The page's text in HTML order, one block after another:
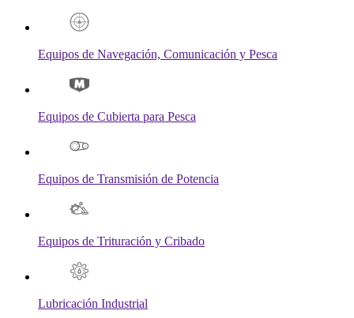
Equipos de Navegación, Comunicación y Pesca
Equipos de Cubierta para Pesca
Equipos de Transmisión de Potencia
Equipos de Trituración y Cribado
Lubricación Industrial